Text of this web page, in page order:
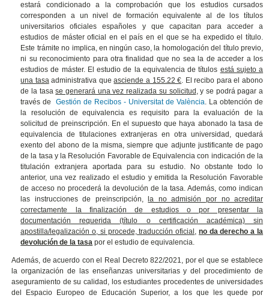
estará condicionado a la comprobación que los estudios cursados
corresponden a un nivel de formación equivalente al de los títulos
universitarios oficiales españoles y que capacitan para acceder a
estudios de máster oficial en el país en el que se ha expedido el título.
Este trámite no implica, en ningún caso, la homologación del título previo,
ni su reconocimiento para otra finalidad que no sea la de acceder a los
estudios de máster. El estudio de la equivalencia de títulos está sujeto a
una tasaadministrativa queasciende a 155.22 €. El recibo para el abono
de la tasase generará una vez realizada su solicitud , y se podrá pagar a
través de
Gestión de Recibos - Universitat de València. La obtención de
la resolución de equivalencia es requisito para la evaluación de la
solicitud de preinscripción. En el supuesto que haya abonado la tasa de
equivalencia de titulaciones extranjeras en otra universidad, quedará
exento del abono de la misma, siempre que adjunte justificante de pago
de la tasa y la Resolución Favorable de Equivalencia con indicación de la
titulación extranjera aportada para su estudio. No obstante todo lo
anterior, una vez realizado el estudio y emitida la Resolución Favorable
de acceso no procederá la devolución de la tasa. Además, como indican
las instrucciones de preinscripción,
la no admisión por no acreditar
correctamente la finalización de estudios o por presentar la
documentación requerida (título o certificación académica) sin
apostilla/legalización o, si procede, traducción oficial, no da derecho a la
devolución de la tasa por el estudio de equivalencia.
Además, de acuerdo con el Real Decreto 822/2021, por el que se establece
la organización de las enseñanzas universitarias y del procedimiento de
aseguramiento de su calidad, los estudiantes procedentes de universidades
del Espacio Europeo de Educación Superior, a los que les quede por